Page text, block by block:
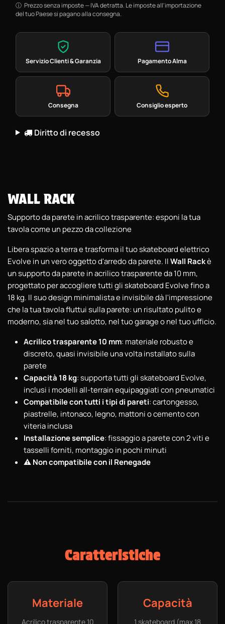
Prezzo senza imposte — IVA detratta. Le imposte all'importazione
del tuo Paese si pagano alla consegna.
Servizio Clienti & Garanzia Pagamento Alma
Consegna Consiglio esperto
Diritto di recesso
WALL RACK
Supporto da parete in acrilico trasparente: esponi la tua
tavola come un pezzo da collezione
Libera spazio a terra e trasforma il tuo skateboard elettrico
Evolve in un vero oggetto d'arredo da parete. IlWall Rackè
un supporto da parete in acrilico trasparente da 10 mm,
progettato per accogliere tutti gli skateboard Evolve fino a
18 kg. Il suo design minimalista e invisibile dà l'impressione
che la tua tavola fluttui sulla parete: un risultato pulito e
moderno, sia nel tuo salotto, nel tuo garage o nel tuo ufficio.
Acrilico trasparente 10 mm: materiale robusto e
discreto, quasi invisibile una volta installato sulla
parete
Capacità 18 kg: supporta tutti gli skateboard Evolve,
inclusi i modelli all-terrain equipaggiati con pneumatici
Compatibile con tutti i tipi di pareti: cartongesso,
piastrelle, intonaco, legno, mattoni o cemento con
viteria inclusa
Installazione semplice: fissaggio a parete con 2 viti e
tasselli forniti, montaggio in pochi minuti
⚠️ Non compatibile con il Renegade
Caratteristiche
Materiale
Acrilico trasparente 10
Capacità
1 skateboard (max 18